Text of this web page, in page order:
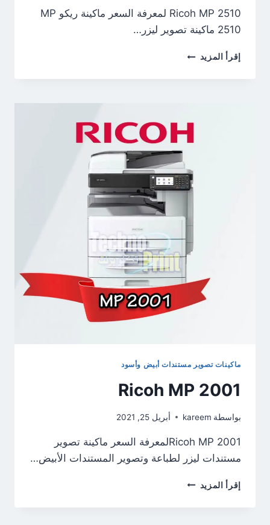
Ricoh MP 2510 لمعرفة السعر ماكينة ريكو MP
2510 ماكينة تصوير ليزر…
إقرأ المزيد RICOH
2510
ماكينات تصوير مستندات أبيض وأسود
Ricoh MP 2001
بواسطة kareem أبريل 25, 2021
Ricoh MP 2001لمعرفة السعر ماكينة تصوير
مستندات ليزر لطباعة وتصوير المستندات الأبيض…
إقرأ المزيد RICOH
2001